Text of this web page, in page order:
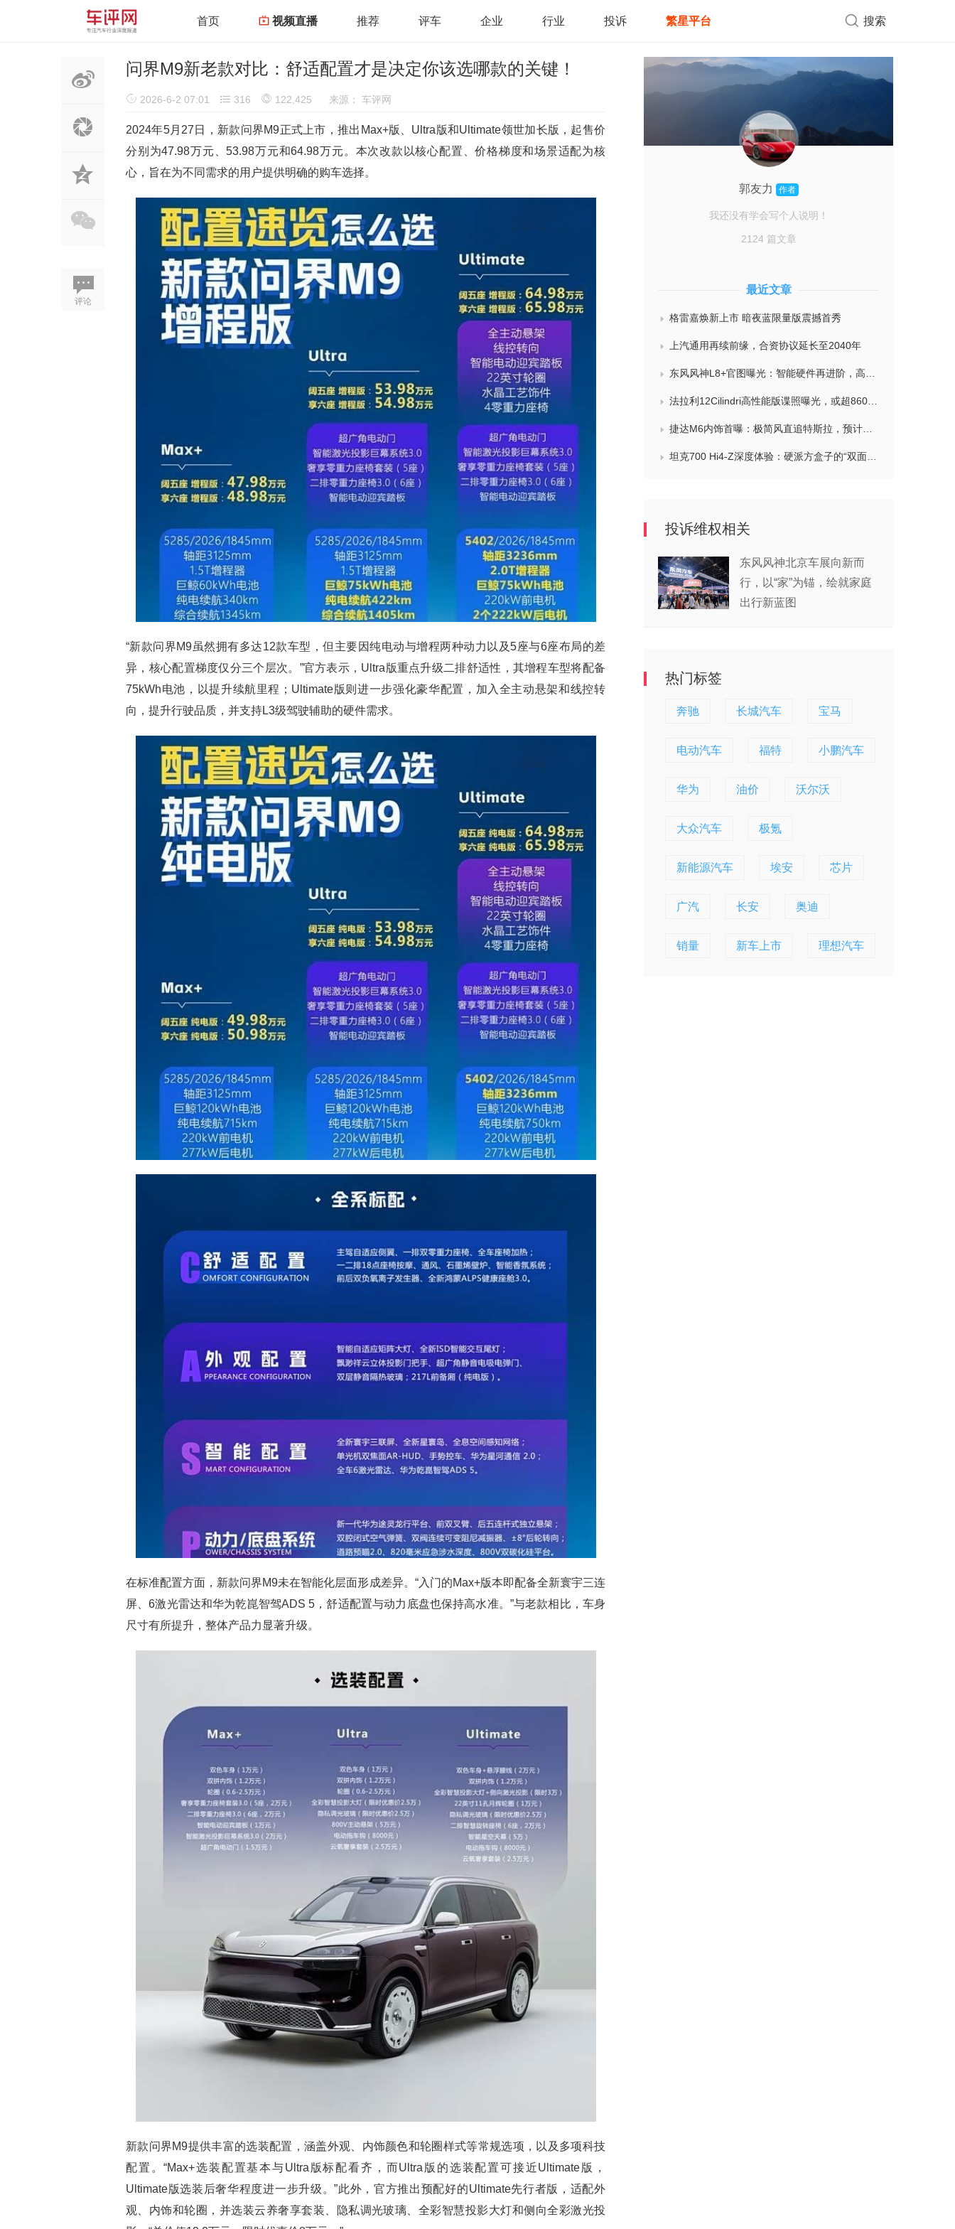
首页 视频直播 推荐 评车 企业 行业 投诉 繁星平台 搜索
评论
问界M9新老款对比：舒适配置才是决定你该选哪款的关键！
2026-6-2 07:01 316 122,425 来源： 车评网
2024年5月27日，新款问界M9正式上市，推出Max+版、Ultra版和Ultimate领世加长版，起售价
分别为47.98万元、53.98万元和64.98万元。本次改款以核心配置、价格梯度和场景适配为核
心，旨在为不同需求的用户提供明确的购车选择。
“新款问界M9虽然拥有多达12款车型，但主要因纯电动与增程两种动力以及5座与6座布局的差
异，核心配置梯度仅分三个层次。”官方表示，Ultra版重点升级二排舒适性，其增程车型将配备
75kWh电池，以提升续航里程；Ultimate版则进一步强化豪华配置，加入全主动悬架和线控转
向，提升行驶品质，并支持L3级驾驶辅助的硬件需求。
在标准配置方面，新款问界M9未在智能化层面形成差异。“入门的Max+版本即配备全新寰宇三连
屏、6激光雷达和华为乾崑智驾ADS 5，舒适配置与动力底盘也保持高水准。”与老款相比，车身
尺寸有所提升，整体产品力显著升级。
新款问界M9提供丰富的选装配置，涵盖外观、内饰颜色和轮圈样式等常规选项，以及多项科技
配置。“Max+选装配置基本与Ultra版标配看齐，而Ultra版的选装配置可接近Ultimate版，
Ultimate版选装后奢华程度进一步升级。”此外，官方推出预配好的Ultimate先行者版，适配外
观、内饰和轮圈，并选装云养奢享套装、隐私调光玻璃、全彩智慧投影大灯和侧向全彩激光投
郭友力 作者
我还没有学会写个人说明！
2124 篇文章
最近文章
格雷嘉焕新上市 暗夜蓝限量版震撼首秀
上汽通用再续前缘，合资协议延长至2040年
东风风神L8+官图曝光：智能硬件再进阶，高阶辅助驾驶成核心卖点
法拉利12Cilindri高性能版谍照曝光，或超860马力/手动挡回归
捷达M6内饰首曝：极简风直追特斯拉，预计下半年上市
坦克700 Hi4-Z深度体验：硬派方盒子的“双面人生”新解
投诉维权相关
东风风神北京车展向新而
行，以“家”为锚，绘就家庭
出行新蓝图
热门标签
奔驰 长城汽车 宝马
电动汽车 福特 小鹏汽车
华为 油价 沃尔沃
大众汽车 极氪
新能源汽车 埃安 芯片
广汽 长安 奥迪
销量 新车上市 理想汽车